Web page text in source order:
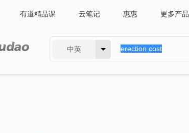
有道精品课 云笔记 惠惠 更多产品
中英